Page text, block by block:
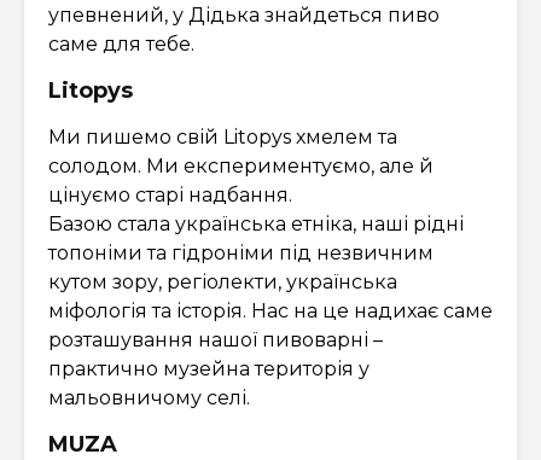
упевнений, у Дідька знайдеться пиво
саме для тебе.
Litopys
Ми пишемо свій Litopys хмелем та
солодом. Ми експериментуємо, але й
цінуємо старі надбання.
Базою стала українська етніка, наші рідні
топоніми та гідроніми під незвичним
кутом зору, регіолекти, українська
міфологія та історія. Нас на це надихає саме
розташування нашої пивоварні –
практично музейна територія у
мальовничому селі.
MUZA